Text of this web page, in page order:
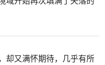
却又满怀期待，几乎有所